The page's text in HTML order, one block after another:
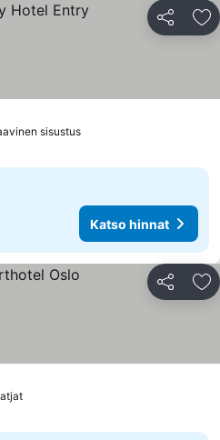
Jaa
sisustus
Katso hinnat
Jaa